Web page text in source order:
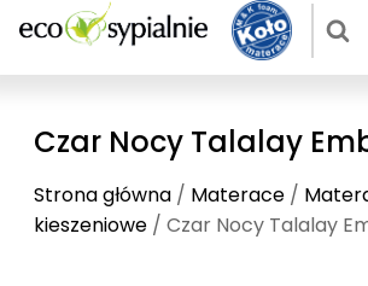
Czar Nocy Talalay
Strona główna / Materace /
kieszeniowe / Czar Nocy Talalay